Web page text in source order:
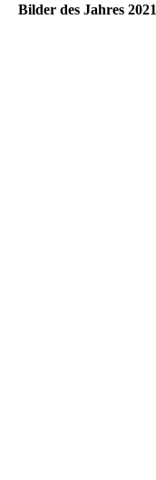
Bilder des Jahres 2021